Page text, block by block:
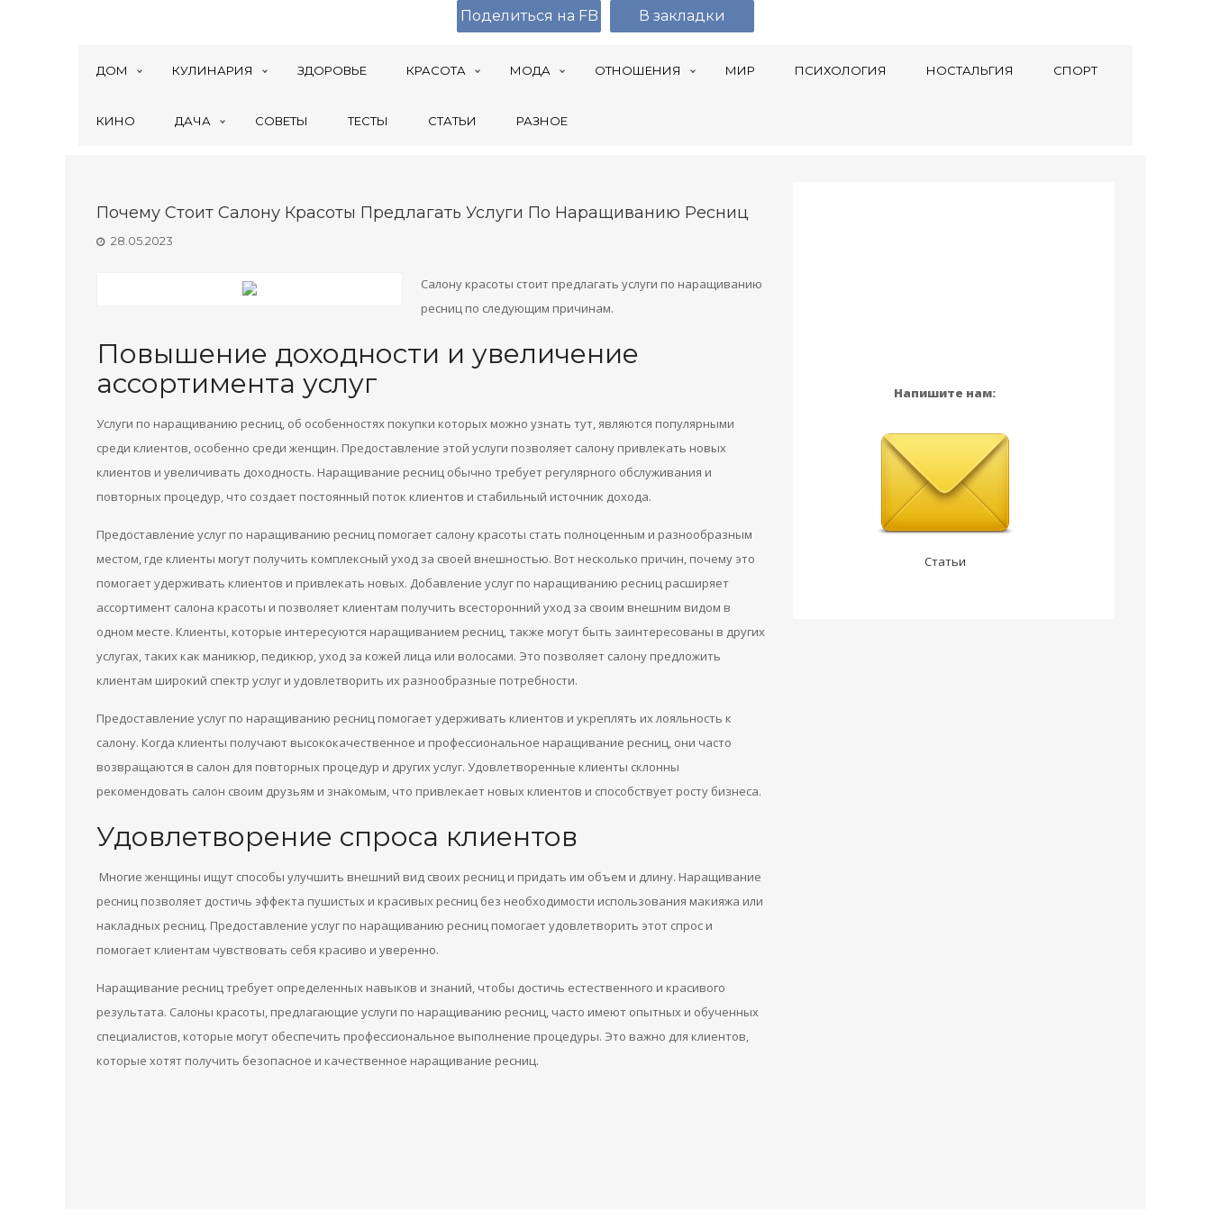
ДОМ КУЛИНАРИЯ ЗДОРОВЬЕ КРАСОТА МОДА ОТНОШЕНИЯ МИР ПСИХОЛОГИЯ НОСТАЛЬГИЯ СПОРТ
КИНО ДАЧА СОВЕТЫ ТЕСТЫ СТАТЬИ РАЗНОЕ
Почему Стоит Салону Красоты Предлагать Услуги По Наращиванию Ресниц
28.05.2023
Салону красоты стоит предлагать услуги по наращиванию
ресниц по следующим причинам.
Повышение доходности и увеличение
ассортимента услуг
Услуги по наращиванию ресниц, об особенностях покупки которых можно узнать тут, являются популярными
среди клиентов, особенно среди женщин. Предоставление этой услуги позволяет салону привлекать новых
клиентов и увеличивать доходность. Наращивание ресниц обычно требует регулярного обслуживания и
повторных процедур, что создает постоянный поток клиентов и стабильный источник дохода.
Предоставление услуг по наращиванию ресниц помогает салону красоты стать полноценным и разнообразным
местом, где клиенты могут получить комплексный уход за своей внешностью. Вот несколько причин, почему это
помогает удерживать клиентов и привлекать новых. Добавление услуг по наращиванию ресниц расширяет
ассортимент салона красоты и позволяет клиентам получить всесторонний уход за своим внешним видом в
одном месте. Клиенты, которые интересуются наращиванием ресниц, также могут быть заинтересованы в других
услугах, таких как маникюр, педикюр, уход за кожей лица или волосами. Это позволяет салону предложить
клиентам широкий спектр услуг и удовлетворить их разнообразные потребности.
Предоставление услуг по наращиванию ресниц помогает удерживать клиентов и укреплять их лояльность к
салону. Когда клиенты получают высококачественное и профессиональное наращивание ресниц, они часто
возвращаются в салон для повторных процедур и других услуг. Удовлетворенные клиенты склонны
рекомендовать салон своим друзьям и знакомым, что привлекает новых клиентов и способствует росту бизнеса.
Удовлетворение спроса клиентов
Многие женщины ищут способы улучшить внешний вид своих ресниц и придать им объем и длину. Наращивание
ресниц позволяет достичь эффекта пушистых и красивых ресниц без необходимости использования макияжа или
накладных ресниц. Предоставление услуг по наращиванию ресниц помогает удовлетворить этот спрос и
помогает клиентам чувствовать себя красиво и уверенно.
Наращивание ресниц требует определенных навыков и знаний, чтобы достичь естественного и красивого
результата. Салоны красоты, предлагающие услуги по наращиванию ресниц, часто имеют опытных и обученных
специалистов, которые могут обеспечить профессиональное выполнение процедуры. Это важно для клиентов,
которые хотят получить безопасное и качественное наращивание ресниц.
Напишите нам:
Статьи
Поделиться на FB В закладки